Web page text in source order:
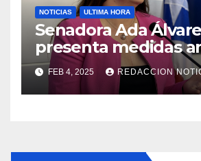
NOTICIAS ULTIMA HORA
Senadora Ada
presenta medidas
violencia en el
FEB 4, 2025 REDACCION